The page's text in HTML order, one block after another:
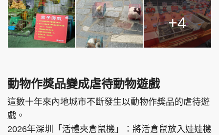
+4
動物作獎品變成虐待動物遊戲
這數十年來內地城市不斷發生以動物作獎品的虐待遊
戲。
2026年深圳「活體夾倉鼠機」：將活倉鼠放入娃娃機